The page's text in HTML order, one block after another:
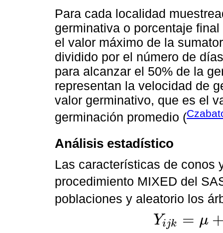
Para cada localidad
germinativa o porcentaje
el valor máximo de la
dividido por el número de
para alcanzar el 50% de la
representan la velocidad de
valor germinativo, que es el
germinación promedio (
Análisis estadístico
Las características de conos
procedimiento MIXED del
poblaciones y aleatorio los
Yijk = μ
Yij k=μ+P +Aji+ eijk